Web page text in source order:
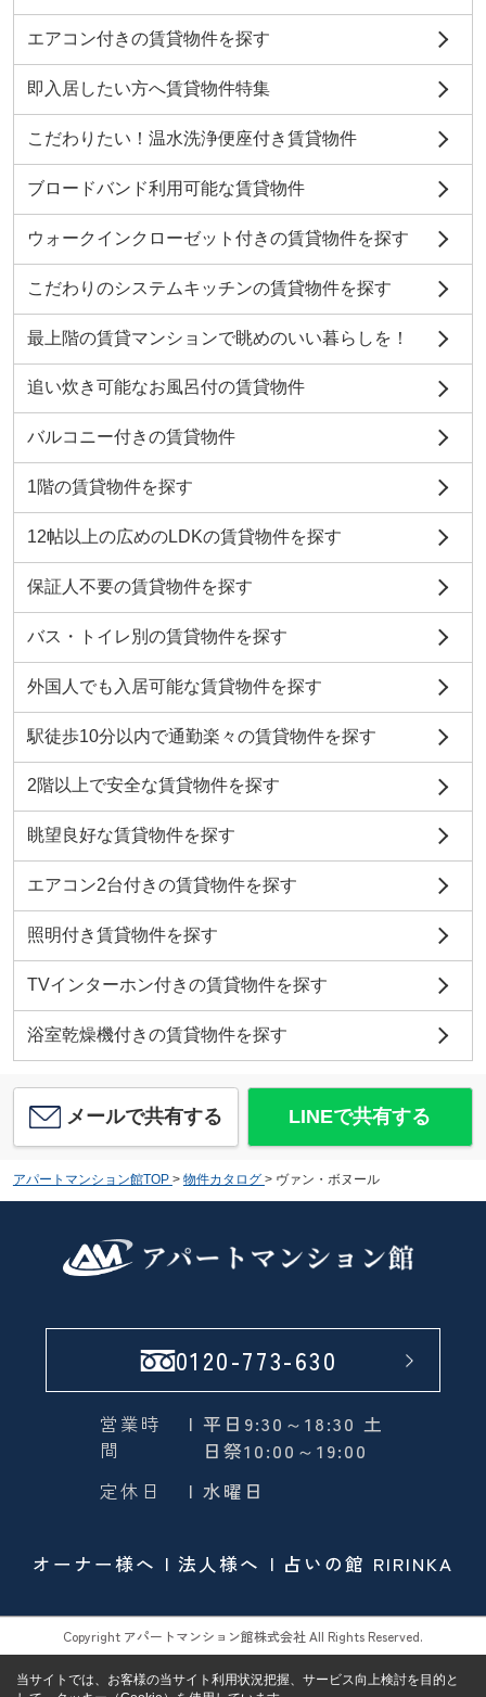
エアコン付きの賃貸物件を探す
即入居したい方へ賃貸物件特集
こだわりたい！温水洗浄便座付き賃貸物件
ブロードバンド利用可能な賃貸物件
ウォークインクローゼット付きの賃貸物件を探す
こだわりのシステムキッチンの賃貸物件を探す
最上階の賃貸マンションで眺めのいい暮らしを！
追い炊き可能なお風呂付の賃貸物件
バルコニー付きの賃貸物件
1階の賃貸物件を探す
12帖以上の広めのLDKの賃貸物件を探す
保証人不要の賃貸物件を探す
バス・トイレ別の賃貸物件を探す
外国人でも入居可能な賃貸物件を探す
駅徒歩10分以内で通勤楽々の賃貸物件を探す
2階以上で安全な賃貸物件を探す
眺望良好な賃貸物件を探す
エアコン2台付きの賃貸物件を探す
照明付き賃貸物件を探す
TVインターホン付きの賃貸物件を探す
浴室乾燥機付きの賃貸物件を探す
メールで共有する LINEで共有する
アパートマンション館TOP > 物件カタログ > ヴァン・ボヌール
0120-773-630
営業時
間
| 平日9:30～18:30 土
日祭10:00～19:00
定休日
| 水曜日
オーナー様へ 法人様へ 占いの館 RIRINKA
Copyright アパートマンション館株式会社 All Rights Reserved.
当サイトでは、お客様の当サイト利用状況把握、サービス向上検討を目的と